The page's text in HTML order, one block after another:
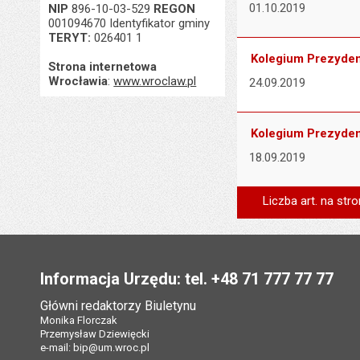
NIP 896-10-03-529 REGON
001094670 Identyfikator gminy
TERYT: 026401 1
Strona internetowa
Wrocławia:www.wroclaw.pl
01.10.2019
Kolegium
24.09.2019
Kolegium
18.09.2019
Liczba art. na
Informacja Urzędu: tel. +48 71 777 77 77
Główni redaktorzy Biuletynu
Monika Florczak
Przemysław Dziewięcki
e-mail: bip@um.wroc.pl